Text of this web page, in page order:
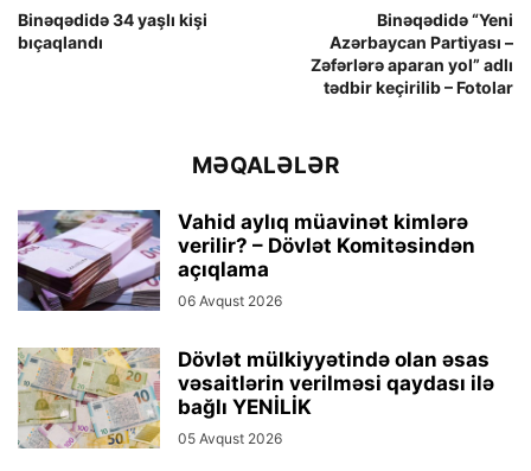
Binəqədidə 34 yaşlı kişi
bıçaqlandı
Binəqədidə “Yeni
Azərbaycan Partiyası –
Zəfərlərə aparan yol” adlı
tədbir keçirilib – Fotolar
MƏQALƏLƏR
Vahid aylıq müavinət kimlərə
verilir? – Dövlət Komitəsindən
açıqlama
06 Avqust 2026
Dövlət mülkiyyətində olan əsas
vəsaitlərin verilməsi qaydası ilə
bağlı YENİLİK
05 Avqust 2026